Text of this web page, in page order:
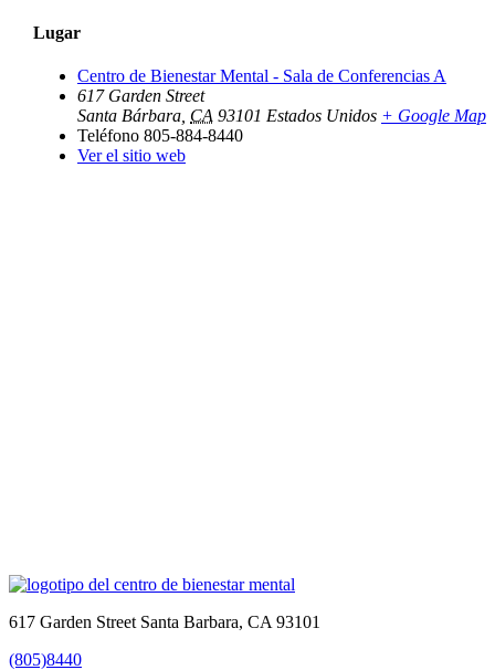
Lugar
Centro de Bienestar Mental - Sala de Conferencias A
617 Garden Street
Santa Bárbara CA 93101 Estados Unidos + Google Map
Teléfono 805-884-8440
Ver el sitio web
617 Garden Street Santa Barbara, CA 93101
(805)8440